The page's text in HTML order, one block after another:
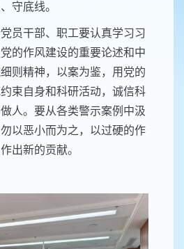
守底线。
员干部、职工要认真学习习
的作风建设的重要论述和中
则精神，以案为鉴，用党的
束自身和科研活动，诚信科
人。要从各类警示案例中汲
以恶小而为之，以过硬的作
出新的贡献。